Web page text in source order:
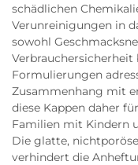
schädlichen
Verunreinigungen in
sowohl
Verbrauchersicherheit
Formulierungen
Zusammenhang mit
diese Kappen daher
Familien mit Kindern
Die glatte,
verhindert die